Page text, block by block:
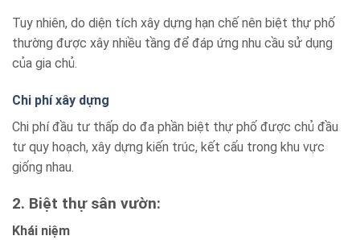
Tuy nhiên, do diện tích xây dựng hạn chế nên biệt thự phố
thường được xây nhiều tầng để đáp ứng nhu cầu sử dụng
của gia chủ.
Chi phí xây dựng
Chi phí đầu tư thấp do đa phần biệt thự phố được chủ đầu
tư quy hoạch, xây dựng kiến trúc, kết cấu trong khu vực
giống nhau.
2. Biệt thự sân vườn:
Khái niệm